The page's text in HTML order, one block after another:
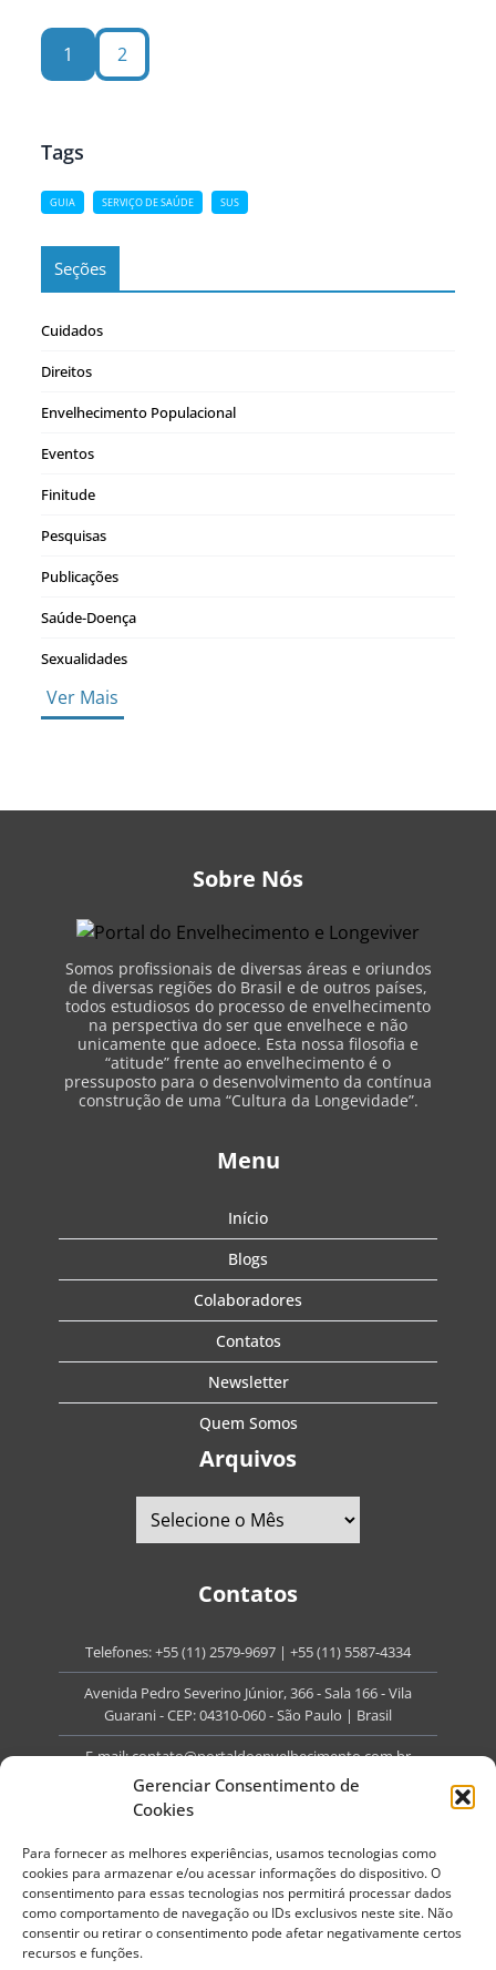
Gerenciar Consentimento de
Cookies
Para fornecer as melhores experiências, usamos tecnologias como
cookies para armazenar e/ou acessar informações do dispositivo. O
consentimento para essas tecnologias nos permitirá processar dados
como comportamento de navegação ou IDs exclusivos neste site. Não
consentir ou retirar o consentimento pode afetar negativamente certos
recursos e funções.
escolheram aqui residir. Inês do Amaral Büschel * Por
essa razão,…
1 2
Tags
GUIA SERVIÇO DE SAÚDE SUS
Seções
Cuidados
Direitos
Envelhecimento Populacional
Eventos
Finitude
Pesquisas
Publicações
Saúde-Doença
Sexualidades
Ver Mais
Sobre Nós
Somos profissionais de diversas áreas e oriundos
de diversas regiões do Brasil e de outros países,
todos estudiosos do processo de envelhecimento
na perspectiva do ser que envelhece e não
unicamente que adoece. Esta nossa filosofia e
“atitude” frente ao envelhecimento é o
pressuposto para o desenvolvimento da contínua
construção de uma “Cultura da Longevidade”.
Menu
Início
Blogs
Colaboradores
Contatos
Newsletter
Quem Somos
Arquivos
Contatos
Telefones:+55 (11) 2579-9697 | +55 (11) 5587-4334
Avenida Pedro Severino Júnior, 366 - Sala 166 - Vila
Guarani - CEP: 04310-060 - São Paulo | Brasil
E-mail:contato@portaldoenvelhecimento.com.br
Website:portaldoenvelhecimento.com.br